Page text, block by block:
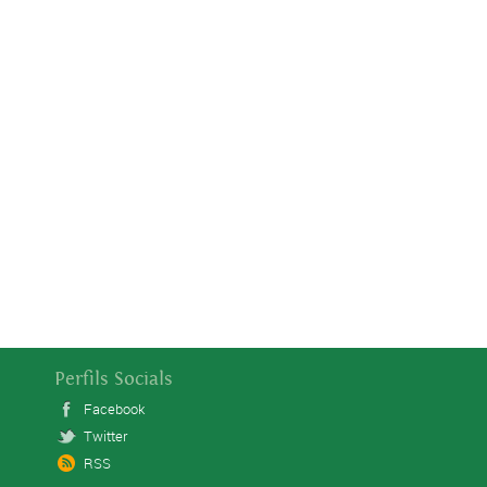
Perfils Socials
Facebook
Twitter
RSS